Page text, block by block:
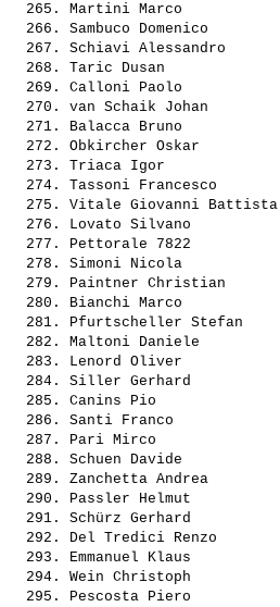
  265.
Martini Marco
  266.
Sambuco Domenico
  267.
Schiavi Alessandro
  268.
Taric Dusan
  269.
Calloni Paolo
  270.
van Schaik Johan
  271.
Balacca Bruno
  272.
Obkircher Oskar
  273.
Triaca Igor
  274.
Tassoni Francesco
  275.
Vitale Giovanni Battista
  276.
Lovato Silvano
  277.
Pettorale 7822
  278.
Simoni Nicola
  279.
Paintner Christian
  280.
Bianchi Marco
  281.
Pfurtscheller Stefan
  282.
Maltoni Daniele
  283.
Lenord Oliver
  284.
Siller Gerhard
  285.
Canins Pio
  286.
Santi Franco
  287.
Pari Mirco
  288.
Schuen Davide
  289.
Zanchetta Andrea
  290.
Passler Helmut
  291.
Schürz Gerhard
  292.
Del Tredici Renzo
  293.
Emmanuel Klaus
  294.
Wein Christoph
  295.
Pescosta Piero